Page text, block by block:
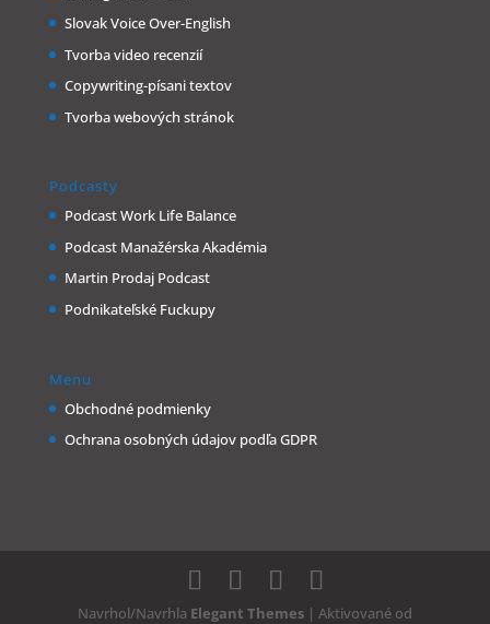
Slovak Voice Over-English
Tvorba video recenzií
Copywriting-písani textov
Tvorba webových stránok
Podcasty
Podcast Work Life Balance
Podcast Manažérska Akadémia
Martin Prodaj Podcast
Podnikateľské Fuckupy
Menu
Obchodné podmienky
Ochrana osobných údajov podľa GDPR
Navrhol/Navrhla Elegant Themes| Aktivované od